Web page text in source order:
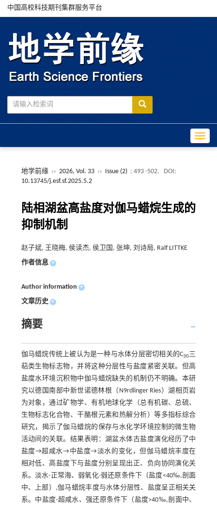
中国高校科技期刊集群服务平台
地学前缘 ›› 2026, Vol. 33 ›› Issue (2) : 493 -502.
DOI:
10.13745/j.esf.sf.2025.5.2
陆相湖盆高盐度对伽马蜡烷生成的
抑制机制
赵子斌, 王晓梅, 侯读杰, 侯卫国, 张坤, 刘诗局, Ralf LITTKE
作者信息 +
Author information +
文章历史 +
摘要
伽马蜡烷传统上被认为是一种与水体分层密切相关的C30三
萜类生物标志物，并将这种分层性与盐度紧密关联。但高
盐度水环境沉积物中伽马蜡烷缺失的机制仍不明确。本研
究以德国南部中新世诺德林根（N9rdlinger Ries）湖相页岩
为对象，通过矿物学、有机地球化学（总有机碳、总硫、
生物标志化合物、干酪根元素和热解分析）等多指标综合
研究，揭示了伽马蜡烷的保存与水化学环境控制的微生物
活动间的关联。结果表明：湖盆水体古盐度演化经历了中
盐度→超咸水→中盐度→淡水的变化，但伽马蜡烷丰度在
相对低、高盐度下与盐度分别呈现出正、负向协同演化关
系。淡水-正常海、弱氧化-弱还原条件下（盐度<40‰,剖面
中、上部）,伽马蜡烷丰度与水体分层性、盐度呈正相关关
系。中盐度-超咸水、强还原条件下（盐度>40‰,剖面中、